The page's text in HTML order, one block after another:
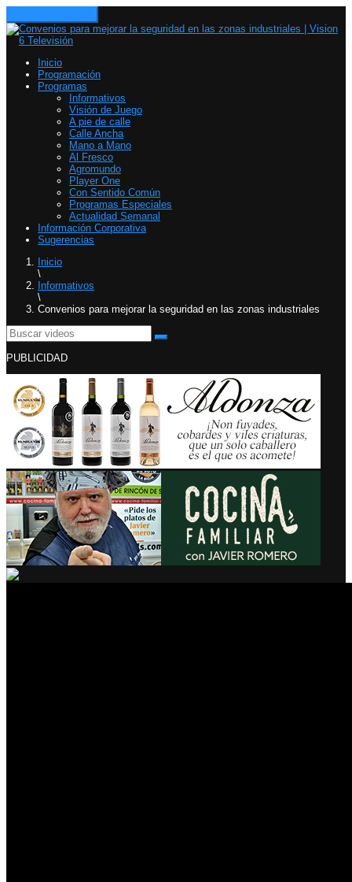
Inicio
Programación
Programas
Informativos
Visión de Juego
A pie de calle
Calle Ancha
Mano a Mano
Al Fresco
Agromundo
Player One
Con Sentido Común
Programas Especiales
Actualidad Semanal
Información Corporativa
Sugerencias
Inicio
\
Informativos
\
Convenios para mejorar la seguridad en las zonas industriales
PUBLICIDAD